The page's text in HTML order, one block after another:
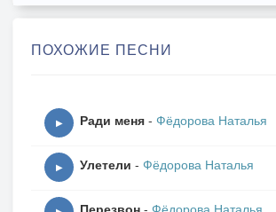
Этот вечер, этот вечер
И новой жажду встречи,
Неужели забыл, неужели?
ПОХОЖИЕ ПЕСНИ
▶ Ради меня - Фёдорова Наталья
▶ Улетели - Фёдорова Наталья
Перезвон - Фёдорова Наталья